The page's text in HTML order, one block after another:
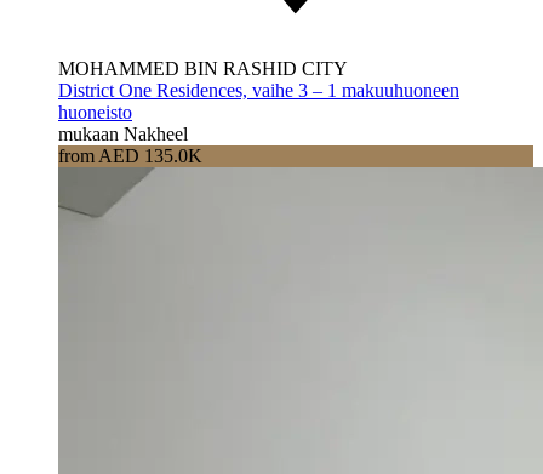
MOHAMMED BIN RASHID CITY
District One Residences, vaihe 3 – 1 makuuhuoneen
huoneisto
mukaan Nakheel
from AED 135.0K